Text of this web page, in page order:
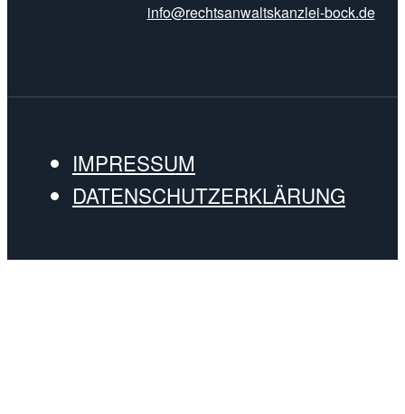
info@rechtsanwaltskanzlei-bock.de
IMPRESSUM
DATENSCHUTZERKLÄRUNG